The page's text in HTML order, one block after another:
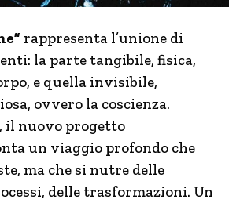
rappresenta l’unione di
la parte tangibile, fisica,
e quella invisibile,
ovvero la coscienza.
il nuovo progetto
un viaggio profondo che
ma che si nutre delle
delle trasformazioni. Un